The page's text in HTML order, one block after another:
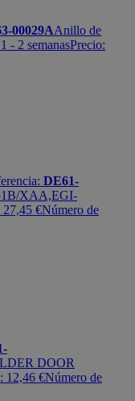
00029AAnillo de
1 - 2 semanasPrecio:
DE61-
XAA,EGI-
27,45 €Número de
DOOR
12,46 €Número de